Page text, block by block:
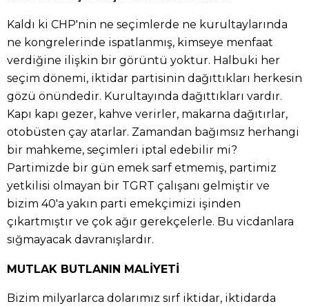
Kaldı ki CHP'nin ne seçimlerde ne kurultaylarında
ne kongrelerinde ispatlanmış, kimseye menfaat
verdiğine ilişkin bir görüntü yoktur. Halbuki her
seçim dönemi, iktidar partisinin dağıttıkları herkesin
gözü önündedir. Kurultayında dağıttıkları vardır.
Kapı kapı gezer, kahve verirler, makarna dağıtırlar,
otobüsten çay atarlar. Zamandan bağımsız herhangi
bir mahkeme, seçimleri iptal edebilir mi?
Partimizde bir gün emek sarf etmemiş, partimiz
yetkilisi olmayan bir TGRT çalışanı gelmiştir ve
bizim 40'a yakın parti emekçimizi işinden
çıkartmıştır ve çok ağır gerekçelerle. Bu vicdanlara
sığmayacak davranışlardır.
MUTLAK BUTLANIN MALİYETİ
Bizim milyarlarca dolarımız sırf iktidar, iktidarda